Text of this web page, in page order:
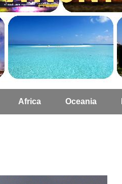
Africa Oceania